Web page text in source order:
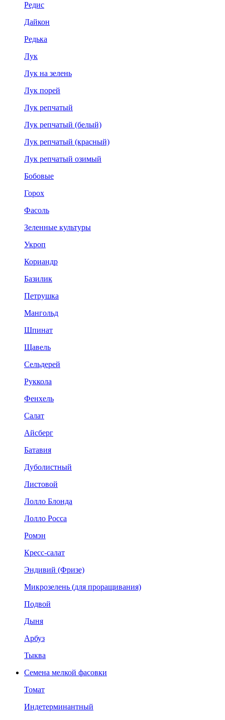
Редис
Дайкон
Редька
Лук
Лук на зелень
Лук порей
Лук репчатый
Лук репчатый (белый)
Лук репчатый (красный)
Лук репчатый озимый
Бобовые
Горох
Фасоль
Зеленные культуры
Укроп
Кориандр
Базилик
Петрушка
Мангольд
Шпинат
Щавель
Сельдерей
Руккола
Фенхель
Салат
Айсберг
Батавия
Дуболистный
Листовой
Лолло Блонда
Лолло Росса
Ромэн
Кресс-салат
Эндивий (Фризе)
Микрозелень (для проращивания)
Подвой
Дыня
Арбуз
Тыква
Семена мелкой фасовки
Томат
Индетерминантный